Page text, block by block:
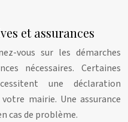
et assurances
vous sur les démarches
nécessaires. Certaines
une déclaration
mairie. Une assurance
cas de problème.